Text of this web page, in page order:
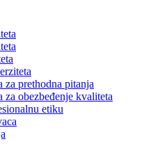
za prethodna pitanja
za obezbeđenje kvaliteta
etiku